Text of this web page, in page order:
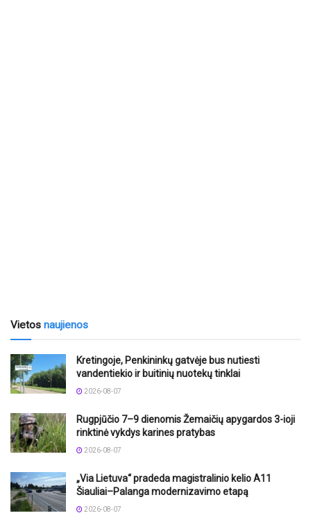
Vietos naujienos
Kretingoje, Penkininkų gatvėje bus nutiesti
vandentiekio ir buitinių nuotekų tinklai
2026-08-07
Rugpjūčio 7–9 dienomis Žemaičių apygardos 3-ioji
rinktinė vykdys karines pratybas
2026-08-07
„Via Lietuva“ pradeda magistralinio kelio A11
Šiauliai–Palanga modernizavimo etapą
2026-08-07